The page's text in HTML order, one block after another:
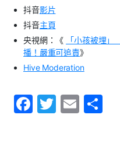
抖音影片
抖音主頁
央視網：《
「小孩被埋
播！嚴重可追責》
Hive Moderation
F
T
E